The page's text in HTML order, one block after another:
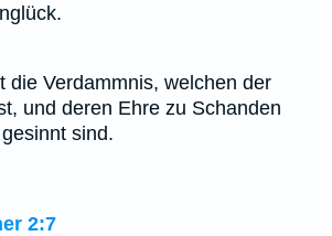
die Verdammnis, welchen der
und deren Ehre zu Schanden
sind.
2:7